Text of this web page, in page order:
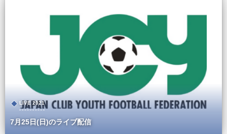
LIVE 2021
7月25日(日)のライブ配信